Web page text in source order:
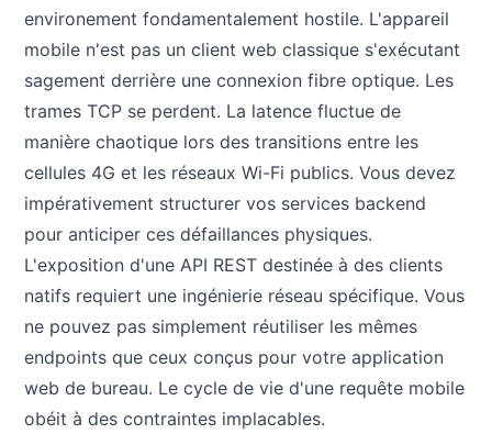
environement fondamentalement hostile. L'appareil
mobile n'est pas un client web classique s'exécutant
sagement derrière une connexion fibre optique. Les
trames TCP se perdent. La latence fluctue de
manière chaotique lors des transitions entre les
cellules 4G et les réseaux Wi-Fi publics. Vous devez
impérativement structurer vos services backend
pour anticiper ces défaillances physiques.
L'exposition d'une API REST destinée à des clients
natifs requiert une ingénierie réseau spécifique. Vous
ne pouvez pas simplement réutiliser les mêmes
endpoints que ceux conçus pour votre application
web de bureau. Le cycle de vie d'une requête mobile
obéit à des contraintes implacables.